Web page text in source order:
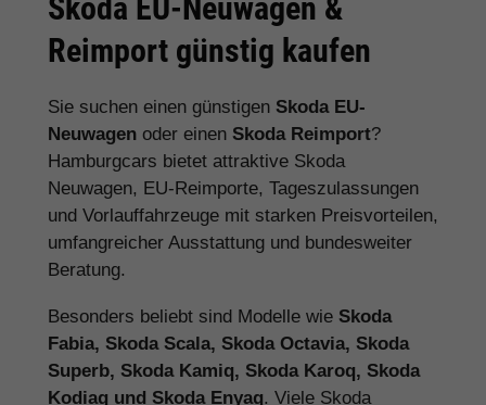
Skoda EU-Neuwagen &
Reimport günstig kaufen
Sie suchen einen günstigen Skoda EU-
Neuwagen oder einen Skoda Reimport?
Hamburgcars bietet attraktive Skoda
Neuwagen, EU-Reimporte, Tageszulassungen
und Vorlauffahrzeuge mit starken Preisvorteilen,
umfangreicher Ausstattung und bundesweiter
Beratung.
Besonders beliebt sind Modelle wie Skoda
Fabia, Skoda Scala, Skoda Octavia, Skoda
Superb, Skoda Kamiq, Skoda Karoq, Skoda
Kodiaq und Skoda Enyaq. Viele Skoda